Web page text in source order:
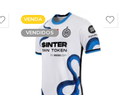
VENDA
VENDIDOS